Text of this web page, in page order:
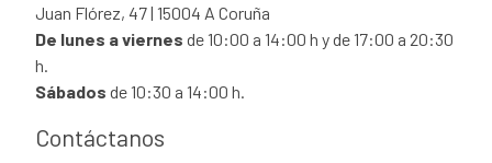
Juan Flórez, 47 | 15004 A Coruña
De lunes a viernes de 10:00 a 14:00 h y de 17:00 a 20:30
h.
Sábados de 10:30 a 14:00 h.
Contáctanos